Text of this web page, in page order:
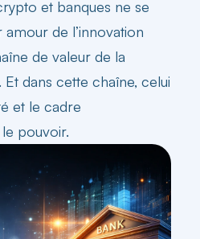
et banques ne se
de l’innovation
de valeur de la
dans cette chaîne, celui
et le cadre
pouvoir.